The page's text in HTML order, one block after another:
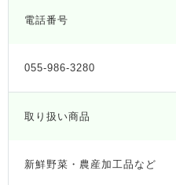
電話番号
055-986-3280
取り扱い商品
新鮮野菜・農産加工品など